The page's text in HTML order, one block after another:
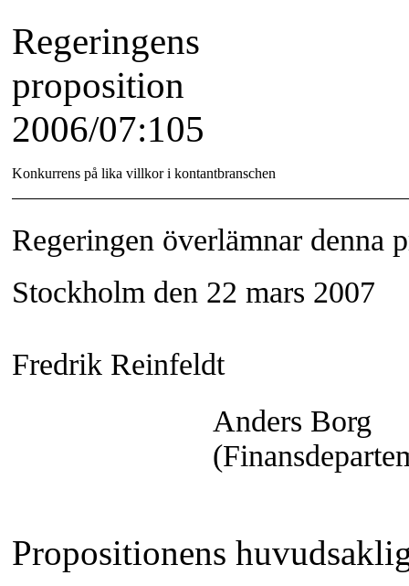
Regeringens
proposition
2006/07:105
Konkurrens på lika villkor i kontantbranschen
Regeringen överlämnar denna
Stockholm den 22 mars 2007
Fredrik Reinfeldt
Anders Borg
Propositionens